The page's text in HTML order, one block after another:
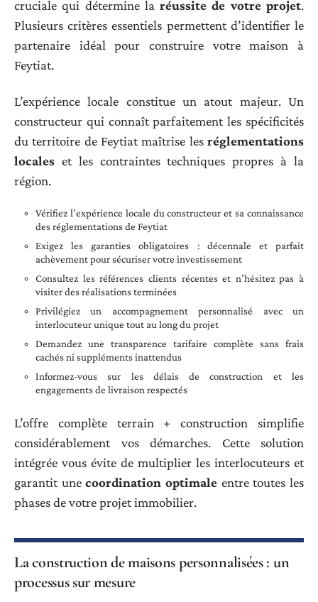
cruciale qui détermine laréussite de votre projet.
Plusieurs critères essentiels permettent d’identifier le
partenaire idéal pour construire votre maison à
Feytiat.
L’expérience locale constitue un atout majeur. Un
constructeur qui connaît parfaitement les spécificités
du territoire de Feytiat maîtrise les réglementations
locales et les contraintes techniques propres à la
région.
Vérifiez l’expérience locale du constructeur et sa connaissance
des réglementations de Feytiat
Exigez les garanties obligatoires : décennale et parfait
achèvement pour sécuriser votre investissement
Consultez les références clients récentes et n’hésitez pas à
visiter des réalisations terminées
Privilégiez un accompagnement personnalisé avec un
interlocuteur unique tout au long du projet
Demandez une transparence tarifaire complète sans frais
cachés ni suppléments inattendus
Informez-vous sur les délais de construction et les
engagements de livraison respectés
L’offre complète terrain + construction simplifie
considérablement vos démarches. Cette solution
intégrée vous évite de multiplier les interlocuteurs et
garantit unecoordination optimale entre toutes les
phases de votre projet immobilier.
La construction de maisons personnalisées : un
processus sur mesure